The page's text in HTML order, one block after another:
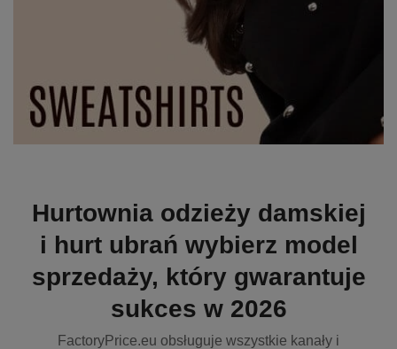
Hurtownia odzieży damskiej
i hurt ubrań wybierz model
sprzedaży, który gwarantuje
sukces w 2026
FactoryPrice.eu obsługuje wszystkie kanały i